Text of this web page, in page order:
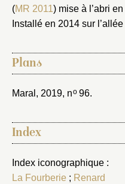
(MR 2011) mise à l’abri
Installé en 2014 sur
Plans
Maral, 2019, no96.
Index
Index iconographique :
La Fourberie ; Renard